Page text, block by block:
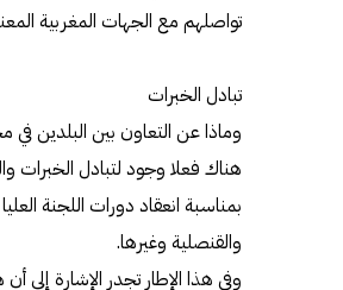
تواصلهم مع الجهات المغربية
تبادل الخبرات
وماذا عن التعاون بين البلدين في
هناك فعلا وجود لتبادل الخبرات
بمناسبة انعقاد دورات اللجنة
والقنصلية وغيرها.
وفي هذا الإطار تجدر الإشارة